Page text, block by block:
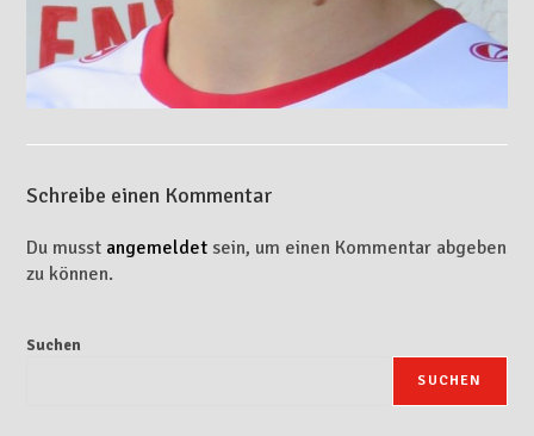
Schreibe einen Kommentar
Du musst angemeldet sein, um einen Kommentar abgeben
zu können.
Suchen
SUCHEN